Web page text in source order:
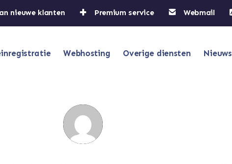
nieuwe klanten Premium service Webmail
Webhosting Overige diensten Nieuws